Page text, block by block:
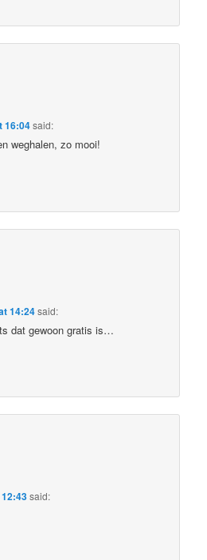
16:04said:
weghalen, zo mooi!
14:24said:
dat gewoon gratis is…
said: